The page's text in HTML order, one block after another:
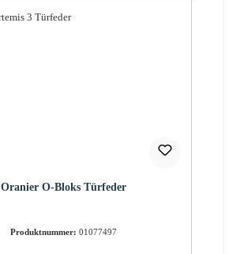
Oranier O-Bloks Türfeder
Produktnummer: 01077497